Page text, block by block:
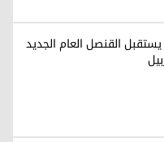
يستقبل القنصل العام الجديد